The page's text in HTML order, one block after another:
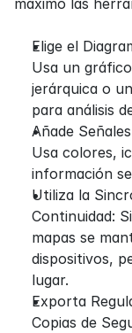
Elige el
Usa un
jerárquica o
para análisis
Añade
Usa colores,
información
Utiliza la
Continuidad:
mapas se
dispositivos,
lugar.
Exporta
Copias de